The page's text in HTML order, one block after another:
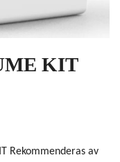
KIT
Rekommenderas av